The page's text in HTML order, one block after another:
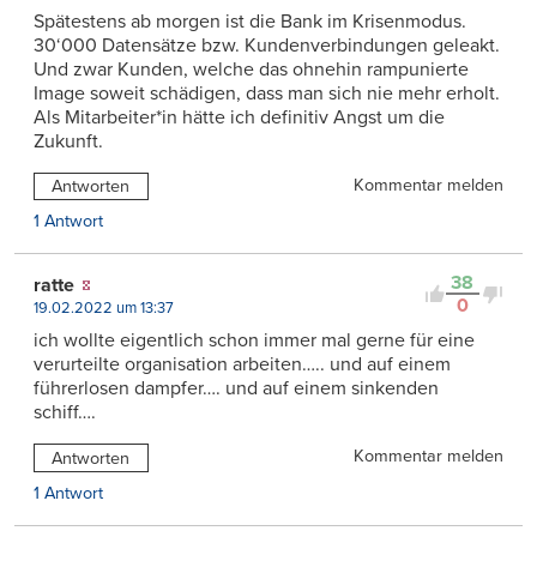
Spätestens ab morgen ist die Bank im Krisenmodus.
30‘000 Datensätze bzw. Kundenverbindungen geleakt.
Und zwar Kunden, welche das ohnehin rampunierte
Image soweit schädigen, dass man sich nie mehr erholt.
Als Mitarbeiter*in hätte ich definitiv Angst um die
Zukunft.
Antworten
Kommentar melden
1 Antwort
38
0
ratte
19.02.2022 um 13:37
ich wollte eigentlich schon immer mal gerne für eine
verurteilte organisation arbeiten….. und auf einem
führerlosen dampfer…. und auf einem sinkenden
schiff….
Antworten
Kommentar melden
1 Antwort